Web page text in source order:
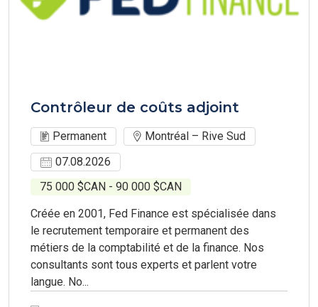
Contrôleur de coûts adjoint
Permanent
Montréal – Rive Sud
07.08.2026
75 000 $CAN - 90 000 $CAN
Créée en 2001, Fed Finance est spécialisée dans
le recrutement temporaire et permanent des
métiers de la comptabilité et de la finance. Nos
consultants sont tous experts et parlent votre
langue. No...